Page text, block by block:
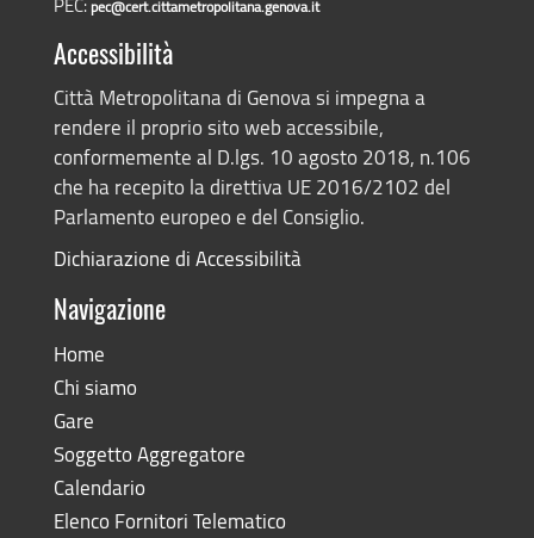
pec@cert.cittametropolitana.genova.it
Accessibilità
Città Metropolitana di Genova si impegna a
rendere il proprio sito web accessibile,
conformemente al D.lgs. 10 agosto 2018, n.106
che ha recepito la direttiva UE 2016/2102 del
Parlamento europeo e del Consiglio.
Dichiarazione di Accessibilità
Navigazione
Home
Chi siamo
Gare
Soggetto Aggregatore
Calendario
Elenco Fornitori Telematico